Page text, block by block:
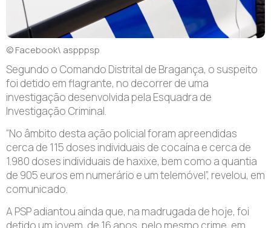
© Facebook\ aspppsp
Segundo o Comando Distrital de Bragança, o suspeito
foi detido em flagrante, no decorrer de uma
investigação desenvolvida pela Esquadra de
Investigação Criminal.
“No âmbito desta ação policial foram apreendidas
cerca de 115 doses individuais de cocaína e cerca de
1.980 doses individuais de haxixe, bem como a quantia
de 905 euros em numerário e um telemóvel”, revelou, em
comunicado.
A PSP adiantou ainda que, na madrugada de hoje, foi